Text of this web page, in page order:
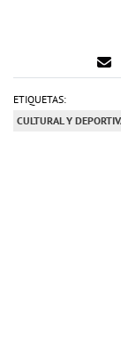
ETIQUETAS:
CULTURAL Y